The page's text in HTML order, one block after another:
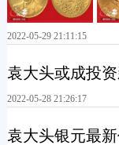
2022-05-29 21:11:15
袁大头或成投
2022-05-28 21:26:17
袁大头银元最